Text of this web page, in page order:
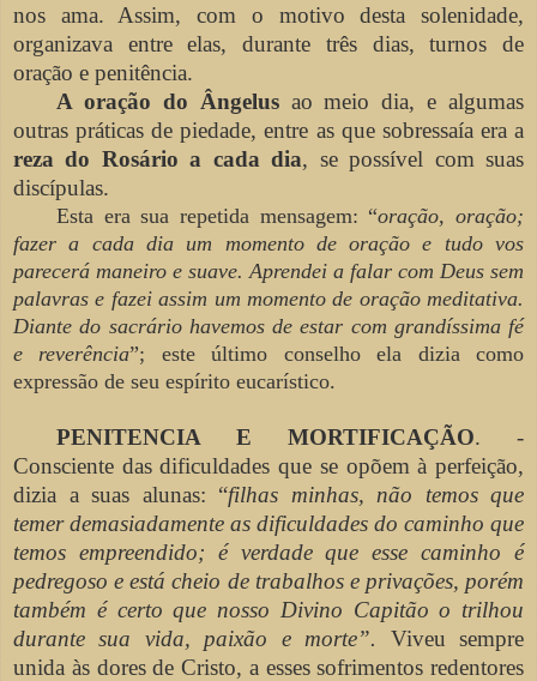
nos ama. Assim, com o motivo desta solenidade,
organizava entre elas, durante três dias, turnos de
oração e penitência.
A oração do Ângelusao meio dia, e algumas
outras práticas de piedade, entre as que sobressaía era a
reza do Rosário a cada dia, se possível com suas
discípulas.
Esta era sua repetida mensagem: “oração, oração;
fazer a cada dia um momento de oração e tudo vos
parecerá maneiro e suave. Aprendei a falar com Deus sem
palavras e fazei assim um momento de oração meditativa.
Diante do sacrário havemos de estar com grandíssima fé
e reverência”; este último conselho ela dizia como
expressão de seu espírito eucarístico.
PENITENCIA E MORTIFICAÇÃO. -
Consciente das dificuldades que se opõem à perfeição,
dizia a suas alunas: “filhas minhas, não temos que
temer demasiadamente as dificuldades do caminho que
temos empreendido; é verdade que esse caminho é
pedregoso e está cheio de trabalhos e privações, porém
também é certo que nosso Divino Capitão o trilhou
durante sua vida, paixão e morte”. Viveu sempre
unida às dores de Cristo, a esses sofrimentos redentores